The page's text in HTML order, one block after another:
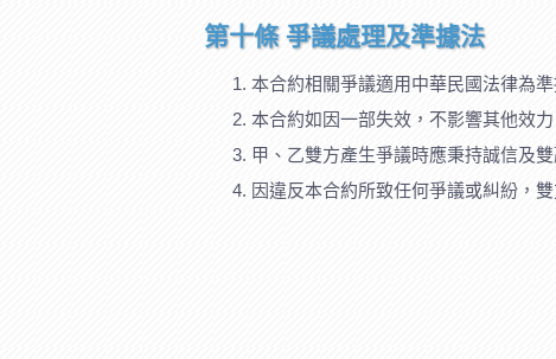
第十條 爭議處理及準據法
本合約相關爭議適用中華民國法律為準
本合約如因一部失效，不影響其他效力
甲、乙雙方產生爭議時應秉持誠信及
因違反本合約所致任何爭議或糾紛，